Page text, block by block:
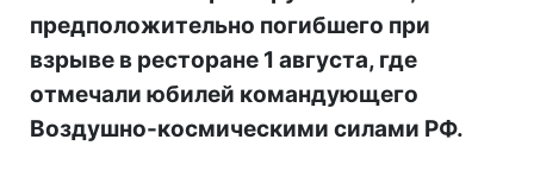
предположительно погибшего при
взрыве в ресторане 1 августа, где
отмечали юбилей командующего
Воздушно-космическими силами РФ.